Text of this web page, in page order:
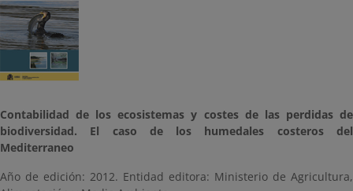
Contabilidad de los ecosistemas y costes de las perdidas de
biodiversidad. El caso de los humedales costeros del
Mediterraneo
Año de edición: 2012. Entidad editora: Ministerio de Agricultura,